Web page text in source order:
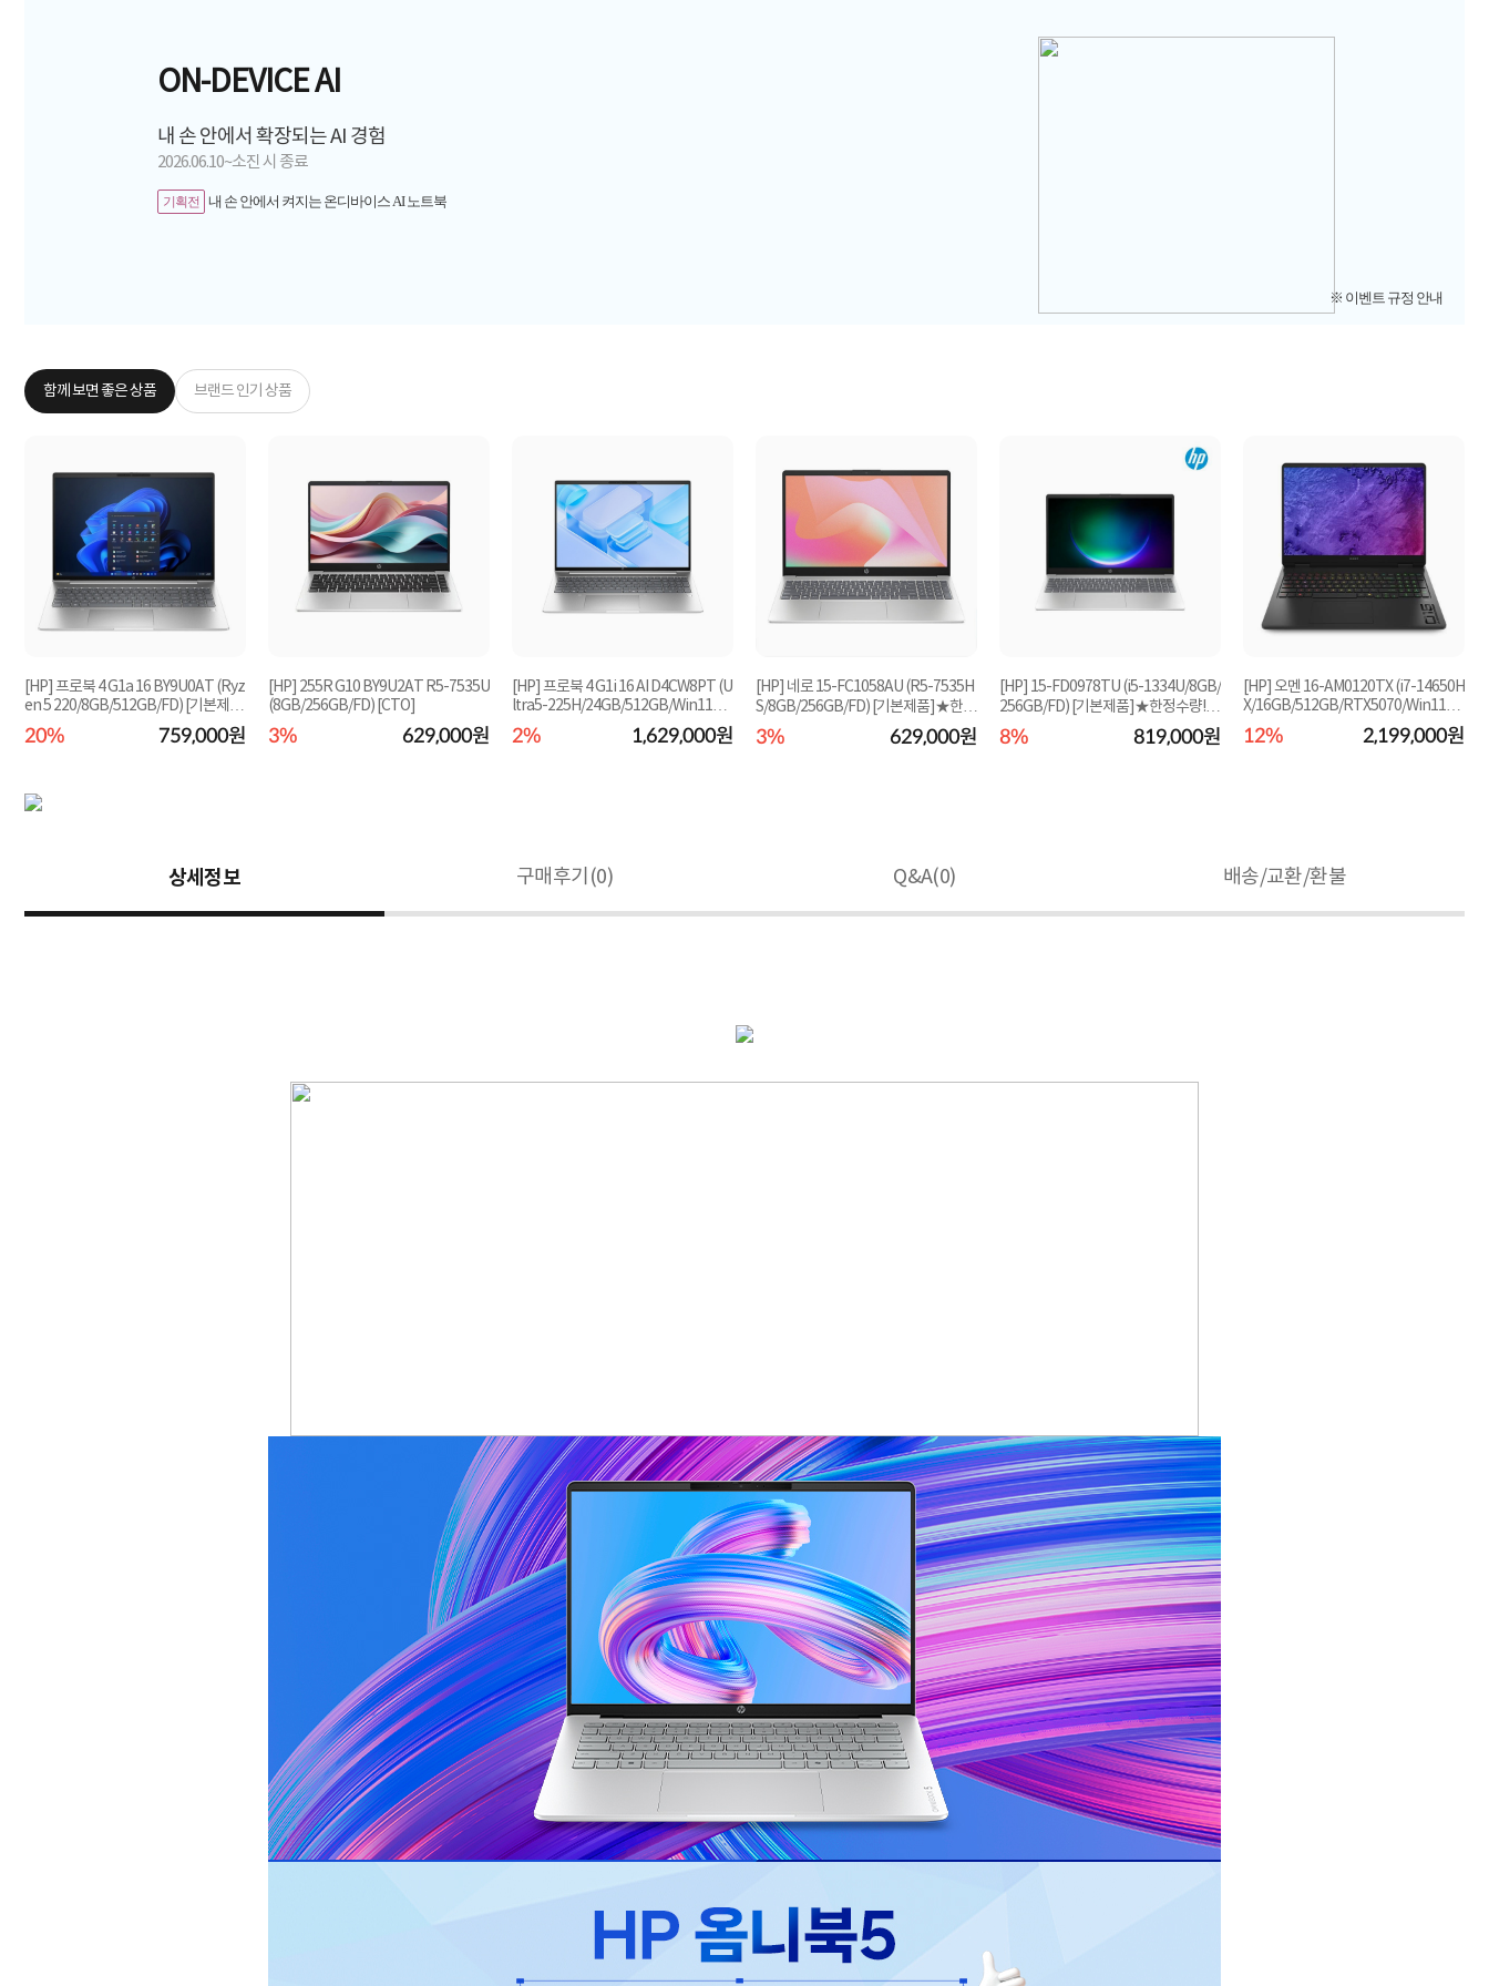
ON-DEVICE AI
내 손 안에서 확장되는 AI 경험
2026.06.10~소진 시 종료
기획전 내 손 안에서 켜지는 온디바이스 AI 노트북
※ 이벤트 규정 안내
함께 보면 좋은 상품 브랜드 인기 상품
[HP] 프로북 4 G1a 16 BY9U0AT (Ryz
en 5 220/8GB/512GB/FD) [기본제
품]★컴퓨존 단독...
20% 759,000원
[HP] 255R G10 BY9U2AT R5-7535U
(8GB/256GB/FD) [CTO]
3% 629,000원
[HP] 프로북 4 G1i 16 AI D4CW8PT (U
ltra5-225H/24GB/512GB/Win11Pr
o) [기본제품]★...
2% 1,629,000원
[HP] 네로 15-FC1058AU (R5-7535H
S/8GB/256GB/FD) [기본제품]★한정
수량! 즉시할인★
3% 629,000원
[HP] 15-FD0978TU (i5-1334U/8GB/
256GB/FD) [기본제품]★한정수량! 9
만원 쿠폰할인★
8% 819,000원
[HP] 오멘 16-AM0120TX (i7-14650H
X/16GB/512GB/RTX5070/Win11Ho
me) QHD [기본제품]...
12% 2,199,000원
상세정보 구매후기(0) Q&A(0) 배송/교환/환불